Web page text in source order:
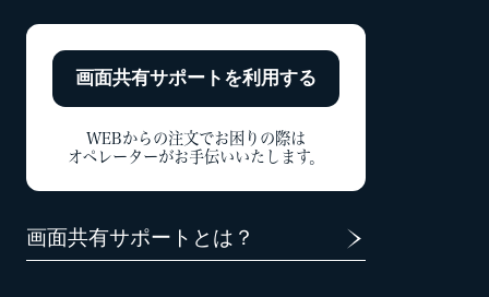
画面共有サポートを利用する
WEBからの注文でお困りの際は
オペレーターがお手伝いいたします。
画面共有サポートとは？